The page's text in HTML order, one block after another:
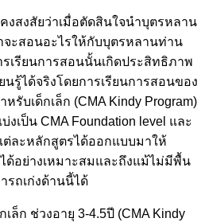
งสงสัยว่าเมื่อตัดสินใจนำบุตรหลาน
จะสอนอะไรให้กับบุตรหลานท่าน
รเรียนการสอนนั้นเกิดประสิทธิภาพ
นรู้ได้จริงโดยการเรียนการสอนของ
รับเด็กเล็ก (CMA Kindy Program)
เป็น CMA Foundation level และ
ต่ละหลักสูตรได้ออกแบบมาให้
ด้อย่างเหมาะสมและถึงแม้ไม่มีพื้น
ถเก่งด้านนี้ได้
เล็ก ช่วงอายุ 3-4.5ปี (CMA Kindy